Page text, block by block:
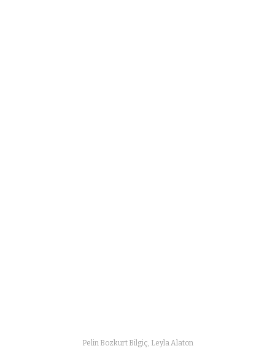
Pelin Bozkurt Bilgiç, Leyla Alaton